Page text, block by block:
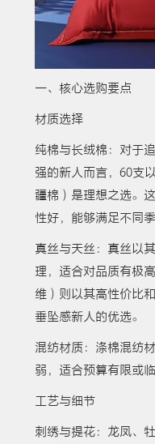
一、核心选购要点
材质选择
纯棉与长绒棉：对于
强的新人而言，60支
疆棉）是理想之选。
性好，能够满足不同
真丝与天丝：真丝以
理，适合对品质有极
维）则以其高性价比
垂坠感新人的优选。
混纺材质：涤棉混纺
弱，适合预算有限或
工艺与细节
刺绣与提花：龙凤、